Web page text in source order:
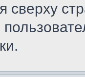
сверху